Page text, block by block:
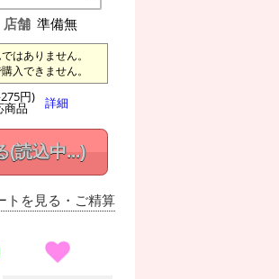
店舗 準備無
はありません。
入できません。
円)
商品 詳細
(読込中...)
トを見る ・ご精算